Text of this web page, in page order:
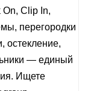
Clip In,
перегородки
остекление,
— единый
Ищете